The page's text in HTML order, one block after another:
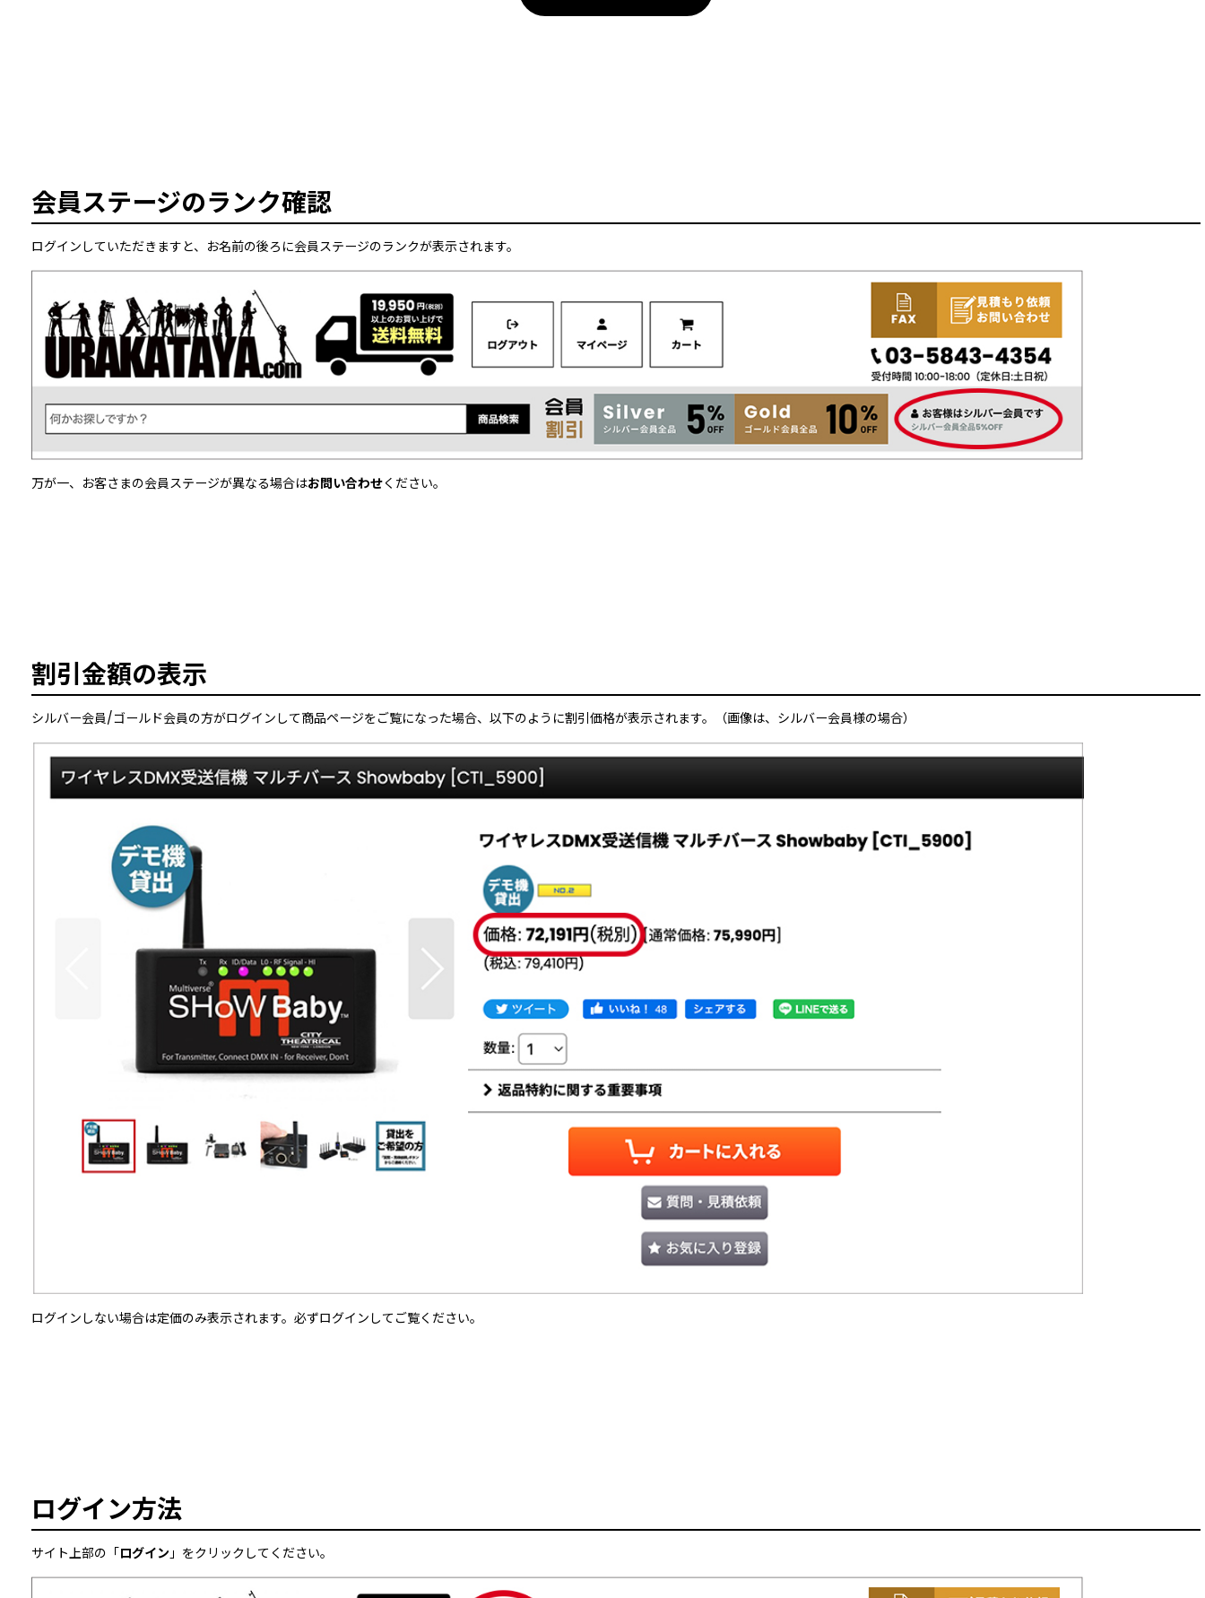
会員ステージのランク確認
ログインしていただきますと、 お名前の後ろに会員ステージのランクが表示されます。
万が一、お客さまの会員ステージが異なる場合はお問い合わせください。
割引金額の表示
シルバー会員/ゴールド会員の方がログインして商品ページをご覧になった場合、以下のように割引価格が表示されます。（画像は、シルバー会員様の場合）
ログインしない場合は定価のみ表示されます。必ずログインしてご覧ください。
ログイン方法
サイト上部の「ログイン」をクリックしてください。